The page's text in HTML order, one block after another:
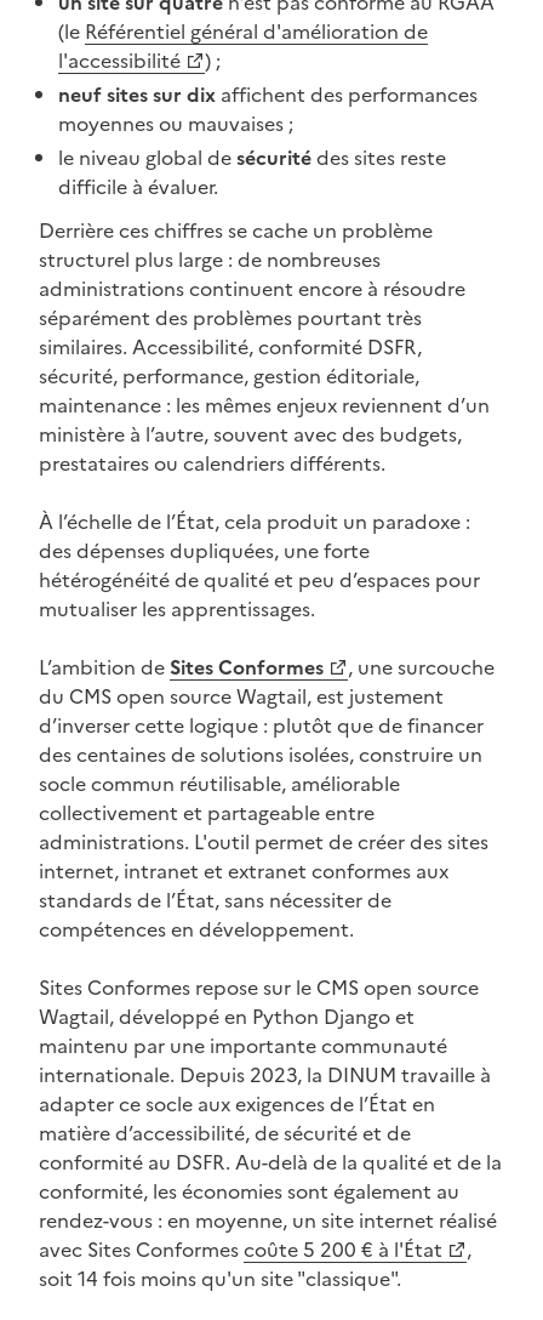
(le
(Ouvre une nouvelle fenêtre)
Référentiel général d'amélioration de
l'accessibilité
) ;
neuf sites sur dix affichent des performances
moyennes ou mauvaises ;
le niveau global desécuritédes sites reste
difficile à évaluer.
Derrière ces chiffres se cache un problème
structurel plus large : de nombreuses
administrations continuent encore à résoudre
séparément des problèmes pourtant très
similaires. Accessibilité, conformité DSFR,
sécurité, performance, gestion éditoriale,
maintenance : les mêmes enjeux reviennent d’un
ministère à l’autre, souvent avec des budgets,
prestataires ou calendriers différents.
À l’échelle de l’État, cela produit un paradoxe :
des dépenses dupliquées, une forte
hétérogénéité de qualité et peu d’espaces pour
mutualiser les apprentissages.
L’ambition de
(Ouvre une nouvelle fenêtre)
Sites Conformes
, une surcouche
du CMS open source Wagtail, est justement
d’inverser cette logique : plutôt que de financer
des centaines de solutions isolées, construire un
socle commun réutilisable, améliorable
collectivement et partageable entre
administrations. L'outil permet de créer des sites
internet, intranet et extranet conformes aux
standards de l’État, sans nécessiter de
compétences en développement.
Sites Conformes repose sur le CMS open source
Wagtail, développé en Python Django et
maintenu par une importante communauté
internationale. Depuis 2023, la DINUM travaille à
adapter ce socle aux exigences de l’État en
matière d’accessibilité, de sécurité et de
conformité au DSFR. Au-delà de la qualité et de la
conformité, les économies sont également au
rendez-vous : en moyenne, un site internet réalisé
avec Sites Conformes
(Ouvre une nouvelle fenêtre)
coûte 5 200 € à l'État
,
soit 14 fois moins qu'un site "classique".